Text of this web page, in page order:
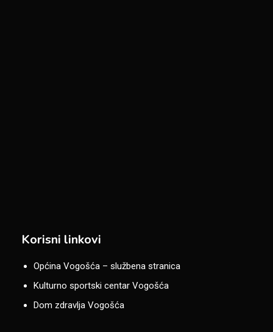
Korisni linkovi
Općina Vogošća – službena stranica
Kulturno sportski centar Vogošća
Dom zdravlja Vogošća